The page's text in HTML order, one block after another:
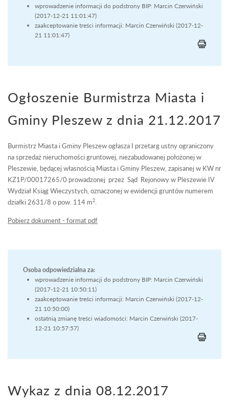
wprowadzenie informacji do podstrony BIP: Marcin Czerwiński
(2017-12-21 11:01:47)
zaakceptowanie treści informacji: Marcin Czerwiński (2017-12-
21 11:01:47)
Ogłoszenie Burmistrza Miasta i
Gminy Pleszew z dnia 21.12.2017
Burmistrz Miasta i Gminy Pleszew ogłasza I przetarg ustny ograniczony
na sprzedaż nieruchomości gruntowej, niezabudowanej położonej w
Pleszewie, będącej własnością Miasta i Gminy Pleszew, zapisanej w KW nr
KZ1P/00017265/0 prowadzonej przez Sąd Rejonowy w Pleszewie IV
Wydział Ksiąg Wieczystych, oznaczonej w ewidencji gruntów numerem
działki 2631/8 o pow. 114 m2.
Pobierz dokument - format pdf
Osoba odpowiedzialna za:
wprowadzenie informacji do podstrony BIP: Marcin Czerwiński
(2017-12-21 10:50:11)
zaakceptowanie treści informacji: Marcin Czerwiński (2017-12-
21 10:50:00)
ostatnią zmianę treści wiadomości: Marcin Czerwiński (2017-
12-21 10:57:57)
Wykaz z dnia 08.12.2017